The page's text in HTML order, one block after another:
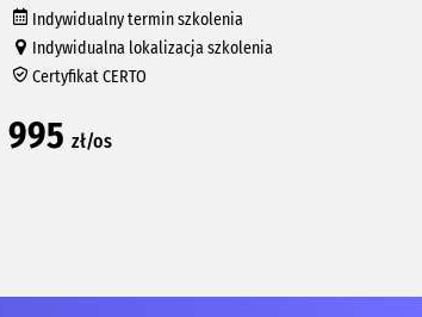
Indywidualny termin szkolenia
Indywidualna lokalizacja szkolenia
Certyfikat CERTO
995 zł/os